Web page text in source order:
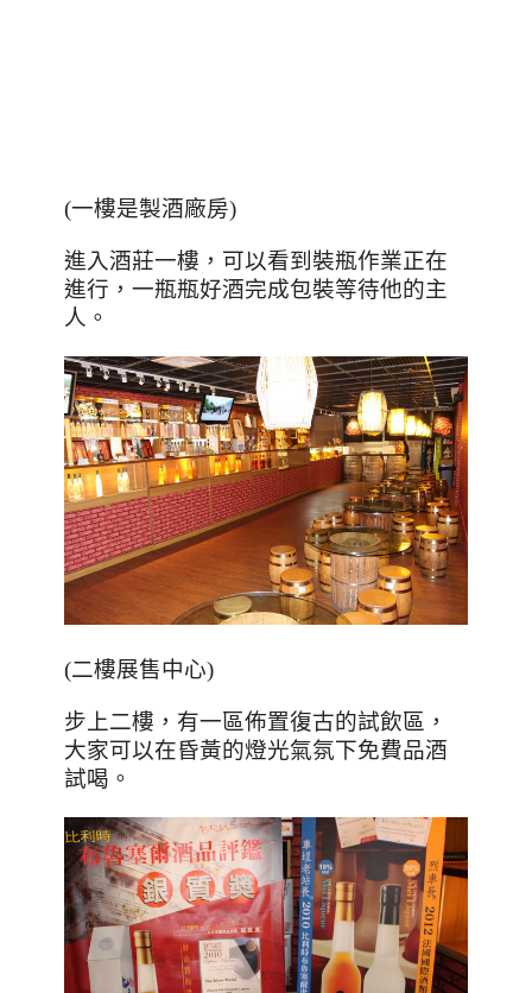
(一樓是製酒廠房)
進入酒莊一樓，可以看到裝瓶作業正在
進行，一瓶瓶好酒完成包裝等待他的主
人。
(二樓展售中心)
步上二樓，有一區佈置復古的試飲區，
大家可以在昏黃的燈光氣氛下免費品酒
試喝。